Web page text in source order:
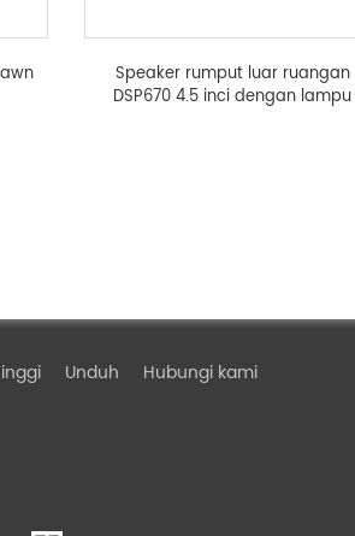
Speaker rumput luar ruangan
DSP670 4.5 inci dengan lampu
Unduh Hubungi kami